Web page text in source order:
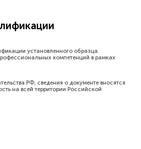
установленного образца.
компетенций в рамках
РФ, сведения о документе вносятся
на всей территории Российской